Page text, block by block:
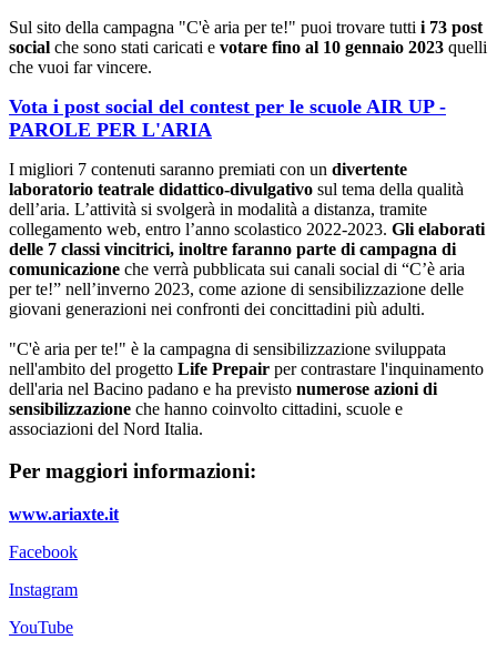
Sul sito della campagna "C'è aria per te!" puoi trovare tutti i 73 post
social che sono stati caricati e votare fino al 10 gennaio 2023 quelli
che vuoi far vincere.
Vota i post social del contest per le scuole AIR UP -
PAROLE PER L'ARIA
I migliori 7 contenuti saranno premiati con un divertente
laboratorio teatrale didattico-divulgativo sul tema della qualità
dell’aria. L’attività si svolgerà in modalità a distanza, tramite
collegamento web, entro l’anno scolastico 2022-2023. Gli elaborati
delle 7 classi vincitrici, inoltre faranno parte di campagna di
comunicazione che verrà pubblicata sui canali social di “C’è aria
per te!” nell’inverno 2023, come azione di sensibilizzazione delle
giovani generazioni nei confronti dei concittadini più adulti.
"C'è aria per te!" è la campagna di sensibilizzazione sviluppata
nell'ambito del progetto Life Prepair per contrastare l'inquinamento
dell'aria nel Bacino padano e ha previsto numerose azioni di
sensibilizzazione che hanno coinvolto cittadini, scuole e
associazioni del Nord Italia.
Per maggiori informazioni:
www.ariaxte.it
Facebook
Instagram
YouTube